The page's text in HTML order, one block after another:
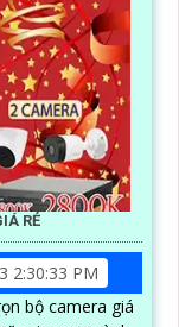
RẺ
2:30:33 PM
bộ camera giá